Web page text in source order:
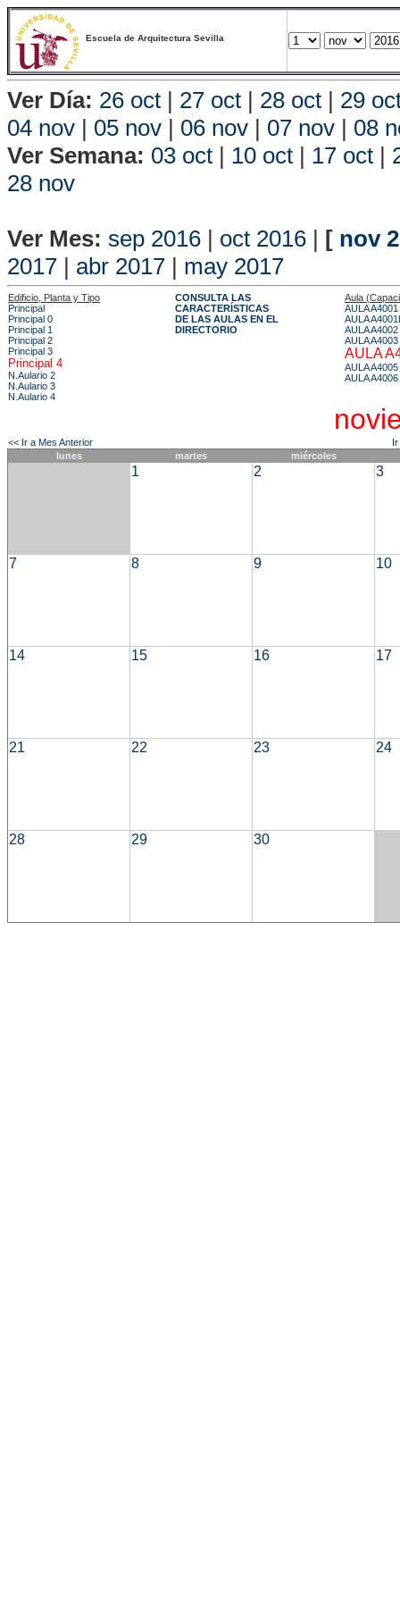
Escuela de Arquitectura Sevilla
Ver Día: 26 oct | 27 oct | 28 oct | 29
04 nov | 05 nov | 06 nov | 07 nov | 08
Ver Semana: 03 oct | 10 oct | 17 oct |
28 nov
Ver Mes: sep 2016 | oct 2016 | [ nov
2017 | abr 2017 | may 2017
Edificio, Planta y Tipo
Principal
Principal 0
Principal 1
Principal 2
Principal 3
Principal 4
N.Aulario 2
N.Aulario 3
N.Aulario 4
CONSULTA LAS
CARACTERÍSTICAS
DE LAS AULAS EN EL
DIRECTORIO
Aula
AULA A4001
AULA
AULA A4002
AULA A4003
AULA
AULA A4005
AULA A4006
<< Ir a Mes Anterior
lunes
martes miércoles
1 2 3
7 8 9 10
14 15 16 17
21 22 23 24
28 29 30